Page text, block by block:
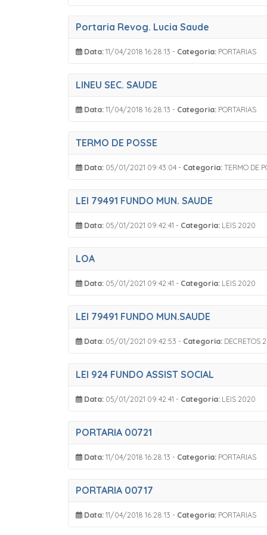
Portaria Revog. Lucia Saude
Data: 11/04/2018 16:28:13 - Categoria: PORTARIAS
LINEU SEC. SAUDE
Data: 11/04/2018 16:28:13 - Categoria: PORTARIAS
TERMO DE POSSE
Data: 05/01/2021 09:43:04 - Categoria: TERMO DE
LEI 79491 FUNDO MUN. SAUDE
Data: 05/01/2021 09:42:41 - Categoria: LEIS 2020
LOA
Data: 05/01/2021 09:42:41 - Categoria: LEIS 2020
LEI 79491 FUNDO MUN.SAUDE
Data: 05/01/2021 09:42:53 - Categoria: DECRETOS
LEI 924 FUNDO ASSIST SOCIAL
Data: 05/01/2021 09:42:41 - Categoria: LEIS 2020
PORTARIA 00721
Data: 11/04/2018 16:28:13 - Categoria: PORTARIAS
PORTARIA 00717
Data: 11/04/2018 16:28:13 - Categoria: PORTARIAS